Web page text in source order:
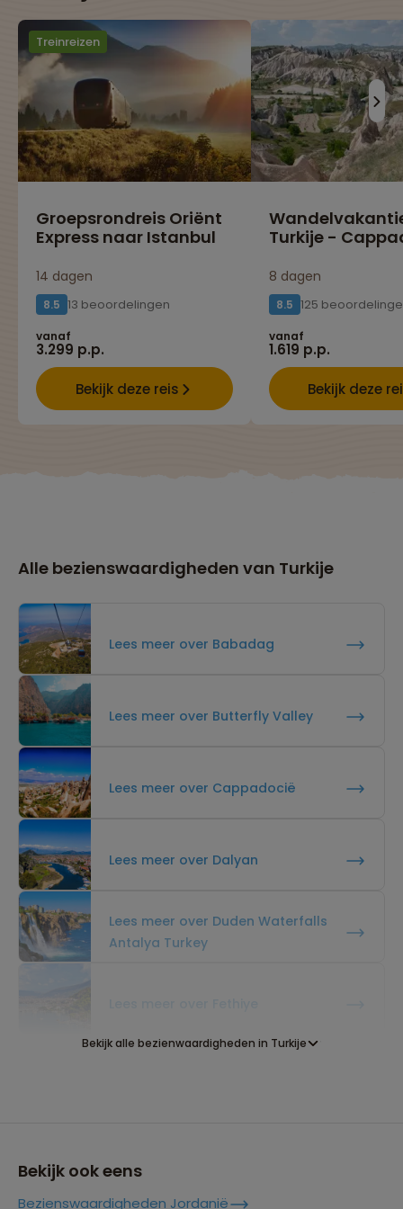
Treinreizen
Groepsrondreis Oriënt
Express naar Istanbul
14 dagen
8.5 13 beoordelingen
vanaf
3.299 p.p.
Bekijk deze reis
Turkije -
8 dagen
8.5 125
vanaf
1.619 p.p.
Bekijk deze
Alle bezienswaardigheden van Turkije
Lees meer over Babadag
Lees meer over Butterfly Valley
Lees meer over Cappadocië
Lees meer over Dalyan
Lees meer over Duden Waterfalls
Antalya Turkey
Bekijk alle bezienwaardigheden in Turkije
Bekijk ook eens
Bezienswaardigheden Jordanië